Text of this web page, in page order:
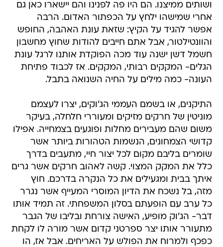
ושותים ממיצנו. הם היו פה לפנינו והם יישארו כאן גם
אחרי שמישהו ילחץ על הכפתור האדום. הרבה
אפשר להגיד על הקיץ: שזאת עונת האהבה, החופש
והוונטילטור, אבל אתם חייבים להודות שחוץ מחשבון
חשמל דשן ישנה עוד מכה הפוקדת אותנו לרגל עונת
הגלים- המקקים רבותי, המקקים. אז לכבוד פתיחת
העונה- כמה מילים על החיה השנואה בתבל.
התיקנים, או בשמם העממי הג'וקים, יצרו לעצמם
מוניטין של חרקים מזיקים ומעוררי חלחלה, בעיקר
משום שהם מעבירים מחלות ופוגעים בצמחייה. אפילו
קדושי הצמחונים, הנשמות הטהורות ביותר אשר
שומרים בליבם מקום לכל יצור חיי, מתעבים בדרך
כלל את המקק המצוי. קשה לאהוב חרקים אשר גרים
איתך בבית ומגעילים את כל הנקרה בדרכם. חוץ
מזה, בל נשכח את הדיון המוסרי המעייף אשר נגרר
כל ערב עם הופעתם בסלון המשפחתי. זה תמיד אותו
דבר- הג'וק מופיע, האישה צורחת ובליבו של הגבר
מתעורר אותו יצר ספרטני קדום אשר מורה לו לקחת
כפכף ולמרוח את הפולש על האריחים. אבל אז, הו